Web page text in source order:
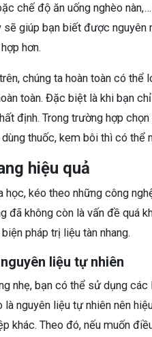
chế độ ăn uống nghèo
giúp bạn biết được nguyên
hơn.
chúng ta hoàn toàn có thể
toàn. Đặc biệt là khi bạn
định. Trong trường hợp
thuốc, kem bôi thì có thể
hiệu quả
học, kéo theo những công
đã không còn là vấn đề quá
pháp trị liệu tàn nhang.
liệu tự nhiên
nhẹ, bạn có thể sử dụng
là nguyên liệu tự nhiên nên
khác. Theo đó, nếu muốn